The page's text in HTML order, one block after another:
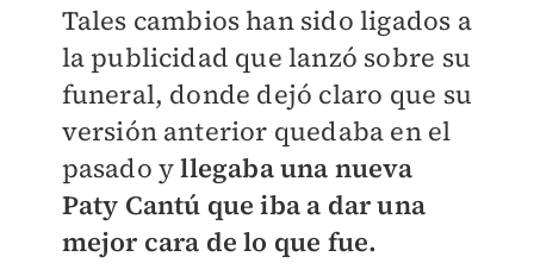
Tales cambios han sido ligados a
la publicidad que lanzó sobre su
funeral, donde dejó claro que su
versión anterior quedaba en el
pasado yllegaba una nueva
Paty Cantú que iba a dar una
mejor cara de lo que fue.